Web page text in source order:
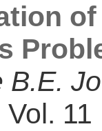
B.E.
Vol.